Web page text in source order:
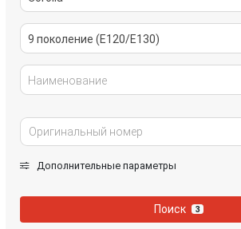
9 поколение (E120/E130)
Наименование
Дополнительные параметры
Поиск 3